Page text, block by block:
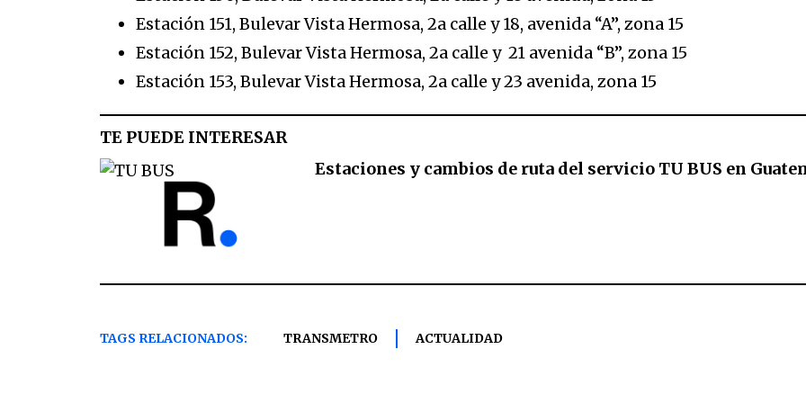
Estación 151, Bulevar Vista Hermosa, 2a calle y 18, avenida “A”, zona 15
Estación 152, Bulevar Vista Hermosa, 2a calle y 21 avenida “B”, zona 15
Estación 153, Bulevar Vista Hermosa, 2a calle y 23 avenida, zona 15
TE PUEDE INTERESAR
Estaciones y cambios de ruta del servicio TU BUS en
TAGS RELACIONADOS: TRANSMETRO ACTUALIDAD